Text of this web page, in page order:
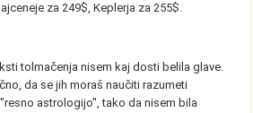
za 249$, Keplerja za 255$.
tolmačenja nisem kaj dosti belila glave.
da se jih moraš naučiti razumeti
astrologijo", tako da nisem bila